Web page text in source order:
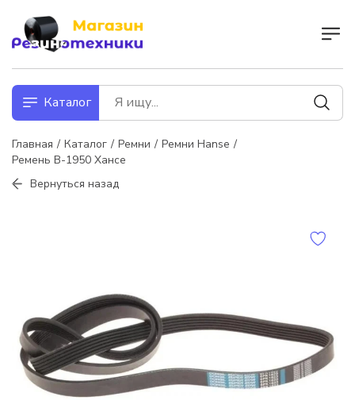
Каталог
Главная Каталог Ремни
Ремни Hanse
Ремень В-1950 Хансе
Вернуться назад